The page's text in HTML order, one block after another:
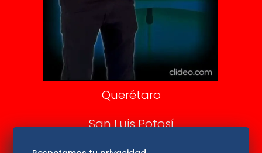
Confabulario
Aviso Oportuno
Consultas
Querétaro
San Luis Potosí